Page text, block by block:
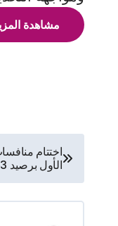
مشاهدة
تصفّح
المقالات
اختتام
الأول برصيد 253 ميدالية